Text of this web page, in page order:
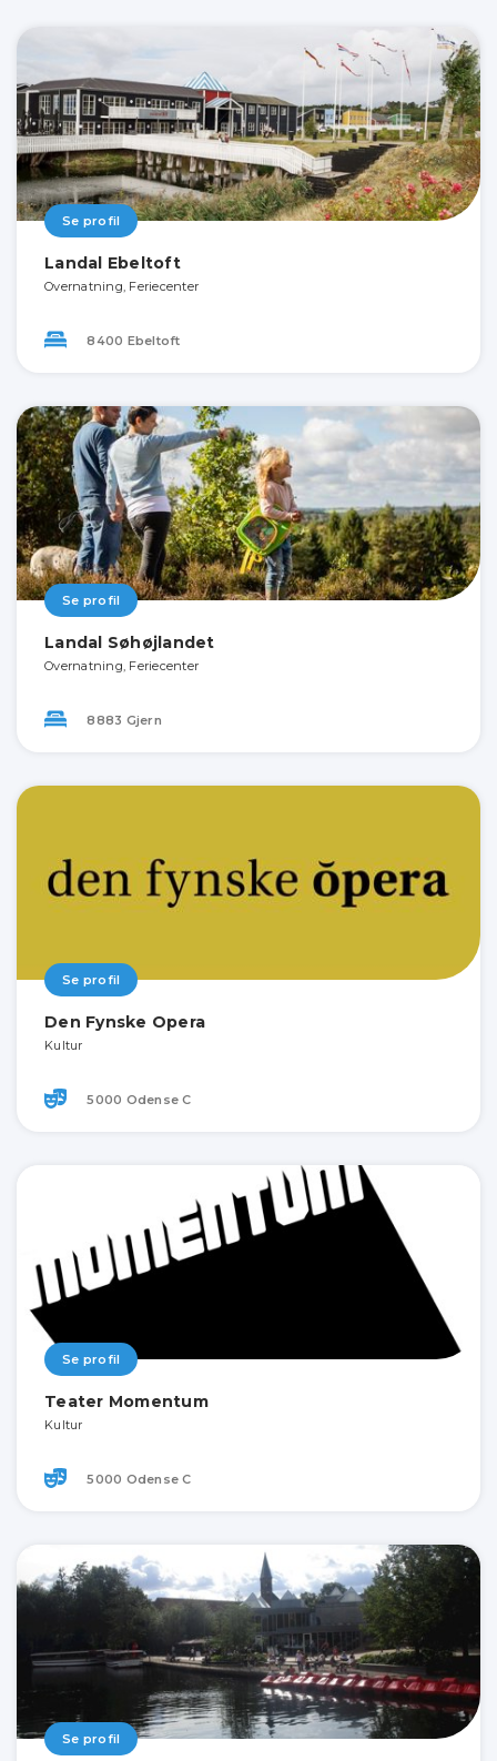
Se profil
Landal Ebeltoft
Overnatning, Feriecenter
8400 Ebeltoft
Se profil
Landal Søhøjlandet
Overnatning, Feriecenter
8883 Gjern
Se profil
Den Fynske Opera
Kultur
5000 Odense C
Se profil
Teater Momentum
Kultur
5000 Odense C
Se profil